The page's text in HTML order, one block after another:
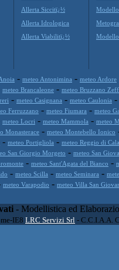
Allerta Siccitï¿½
Allerta Idrologica
Allerta Viabilitï¿½
Modello
- meteo Antonimina - meteo Ardore
meteo Brancaleone - meteo Bruzzano
- meteo Casignana - meteo Caulonia -
Ferruzzano - meteo Fiumara - meteo
meteo Locri - meteo Mammola - meteo
Monasterace - meteo Montebello Ionico
- meteo Portigliola - meteo Reggio di
San Giorgio Morgeto - meteo San
- meteo Sant'Agata del Bianco -
- meteo Scilla - meteo Seminara -
meteo Varapodio - meteo Villa San
- Modellistica ed
IE8 LRC Servizi Srl - C.C.I.A.A.